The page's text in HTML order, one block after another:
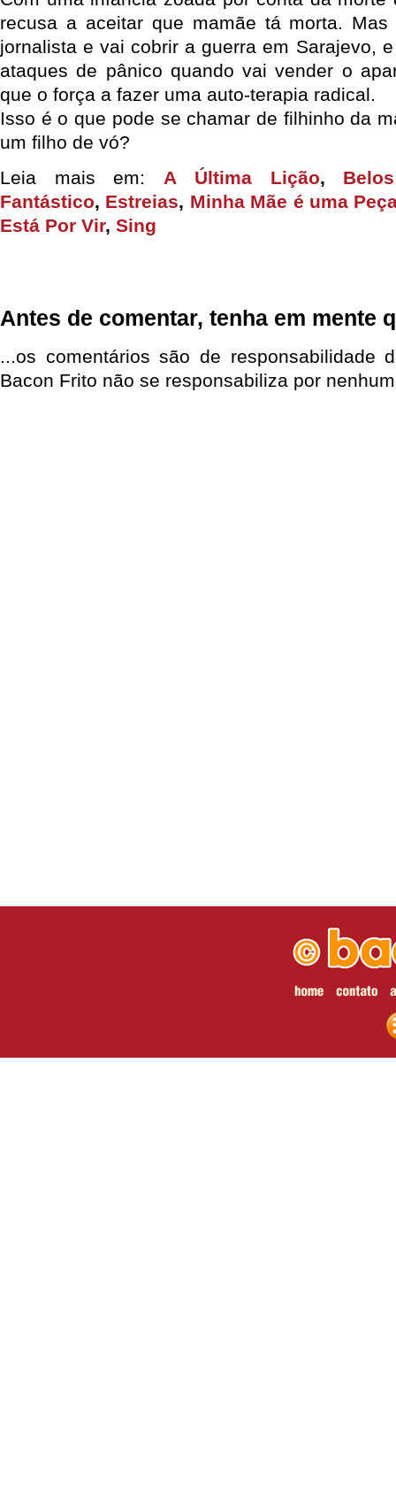
recusa a aceitar que mamãe tá morta.
jornalista e vai cobrir a guerra em Sarajevo,
ataques de pânico quando vai vender o
que o força a fazer uma auto-terapia radical.
Isso é o que pode se chamar de filhinho da
um filho de vó?
Leia mais em: A Última Lição,
Fantástico, Estreias, Minha Mãe é uma
Está Por Vir, Sing
Antes de comentar, tenha em mente
...os comentários são de responsabilidade
Bacon Frito não se responsabiliza por